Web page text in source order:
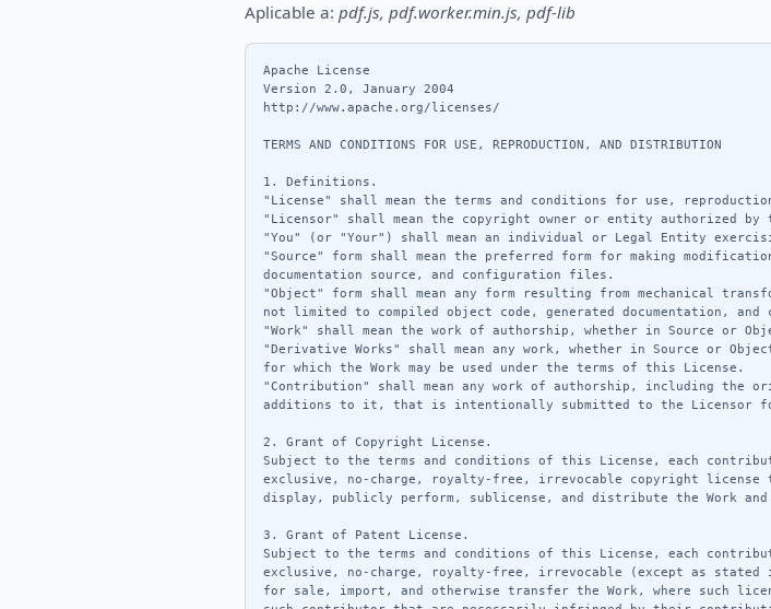
Aplicable a: pdf.js, pdf.worker.min.js, pdf-lib
Apache License
Version 2.0, January 2004
http://www.apache.org/licenses/
TERMS AND CONDITIONS FOR USE, REPRODUCTION, AND DISTRIBUTION
1. Definitions.
"License" shall mean the terms and conditions for use,
"Licensor" shall mean the copyright owner or entity authorized
"You" (or "Your") shall mean an individual or Legal Entity
"Source" form shall mean the preferred form for making
documentation source, and configuration files.
"Object" form shall mean any form resulting from mechanical
not limited to compiled object code, generated documentation, and
"Work" shall mean the work of authorship, whether in Source or
"Derivative Works" shall mean any work, whether in Source or
for which the Work may be used under the terms of this License.
"Contribution" shall mean any work of authorship, including the
additions to it, that is intentionally submitted to the Licensor
2. Grant of Copyright License.
Subject to the terms and conditions of this License, each
exclusive, no-charge, royalty-free, irrevocable copyright license
display, publicly perform, sublicense, and distribute the Work and
3. Grant of Patent License.
Subject to the terms and conditions of this License, each
exclusive, no-charge, royalty-free, irrevocable (except as
for sale, import, and otherwise transfer the Work, where such